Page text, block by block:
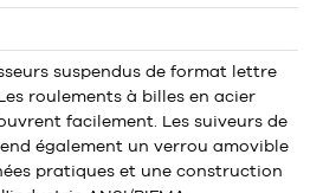
suspendus de format lettre
roulements à billes en acier
facilement. Les suiveurs de
également un verrou amovible
pratiques et une construction